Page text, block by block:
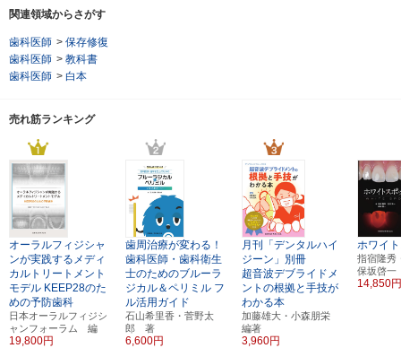
関連領域からさがす
歯科医師 > 保存修復
歯科医師 > 教科書
歯科医師 > 白本
売れ筋ランキング
オーラルフィジシャ
ンが実践するメディ
カルトリートメント
モデル KEEP28のた
めの予防歯科
日本オーラルフィジシ
ャンフォーラム 編
19,800円
歯周治療が変わる！
歯科医師・歯科衛生
士のためのブルーラ
ジカル＆ペリミル フ
ル活用ガイド
石山希里香・菅野太
郎 著
6,600円
月刊「デンタルハイ
ジーン」別冊
超音波デブライドメ
ントの根拠と手技が
わかる本
加藤雄大・小森朋栄
編著
3,960円
ホワイ
指宿隆秀
保坂啓
14,850